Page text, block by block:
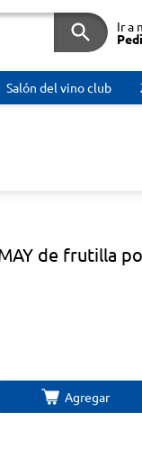
Ir a
Salón del vino club
de frutilla
Agregar